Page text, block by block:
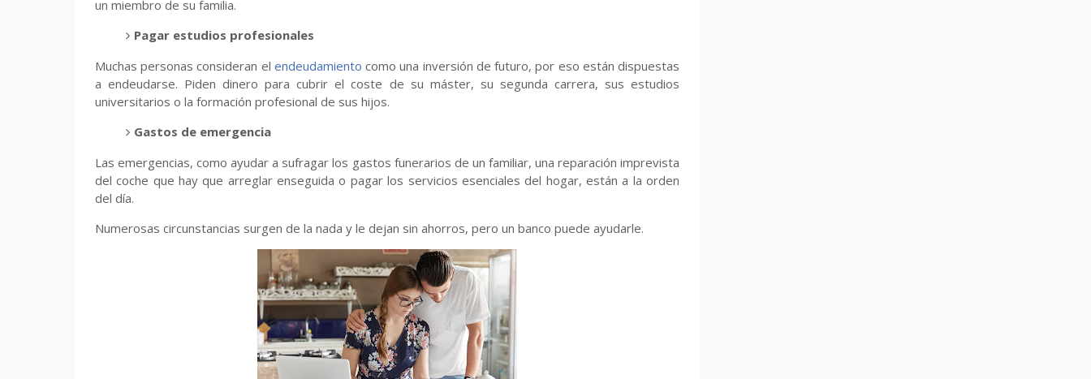
un miembro de su familia.
Pagar estudios profesionales
Muchas personas consideran el endeudamiento como una inversión de futuro, por eso están dispuestas
a endeudarse. Piden dinero para cubrir el coste de su máster, su segunda carrera, sus estudios
universitarios o la formación profesional de sus hijos.
Gastos de emergencia
Las emergencias, como ayudar a sufragar los gastos funerarios de un familiar, una reparación imprevista
del coche que hay que arreglar enseguida o pagar los servicios esenciales del hogar, están a la orden
del día.
Numerosas circunstancias surgen de la nada y le dejan sin ahorros, pero un banco puede ayudarle.